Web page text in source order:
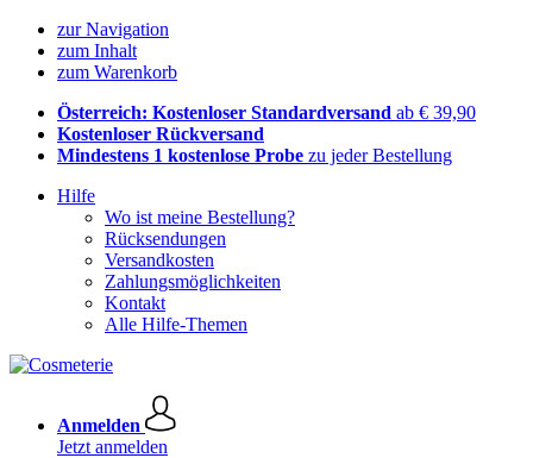
zur Navigation
zum Inhalt
zum Warenkorb
Österreich: Kostenloser Standardversand ab € 39,90
Kostenloser Rückversand
Mindestens 1 kostenlose Probe zu jeder Bestellung
Hilfe
Wo ist meine Bestellung?
Rücksendungen
Versandkosten
Zahlungsmöglichkeiten
Kontakt
Alle Hilfe-Themen
Anmelden
Jetzt anmelden